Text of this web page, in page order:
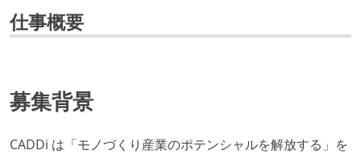
仕事概要
募集背景
CADDi は「モノづくり産業のポテンシャルを解放する」を